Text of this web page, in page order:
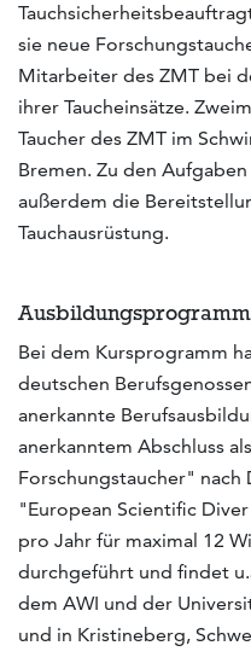
sie neue
Mitarbeiter des ZMT bei
ihrer Taucheinsätze.
Taucher des ZMT im
Bremen. Zu den
außerdem die
Tauchausrüstung.
Ausbildungsprogramm
Bei dem Kursprogramm
deutschen
anerkannte
anerkanntem Abschluss
Forschungstaucher" nach
"European Scientific
pro Jahr für maximal 12
durchgeführt und findet
dem AWI und der
und in Kristineberg,